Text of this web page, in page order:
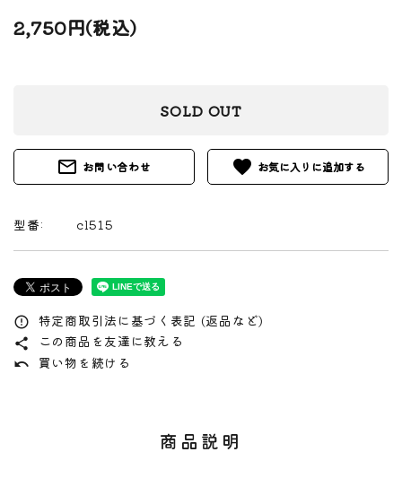
2,750円(税込)
SOLD OUT
mail_outline お問い合わせ favorite
型番: cl515
error_outline 特定商取引法に基づく表記 (返品など)
share この商品を友達に教える
undo 買い物を続ける
商品説明